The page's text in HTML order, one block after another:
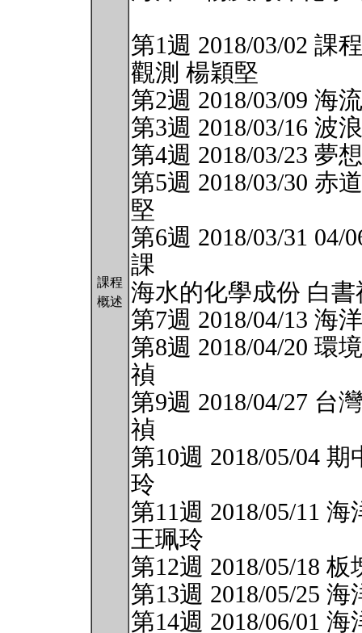
課程
概述
第1週 2018/03/02 課
觀測 楊穎堅
第2週 2018/03/09 海
第3週 2018/03/16 波
第4週 2018/03/23 夢
第5週 2018/03/30 赤
堅
第6週 2018/03/31
課
海水的化學成份 白書
第7週 2018/04/13 海
第8週 2018/04/20 環
禎
第9週 2018/04/27 台
禎
第10週 2018/05/04
玲
第11週 2018/05/11
王珮玲
第12週 2018/05/18
第13週 2018/05/25
第14週 2018/06/01